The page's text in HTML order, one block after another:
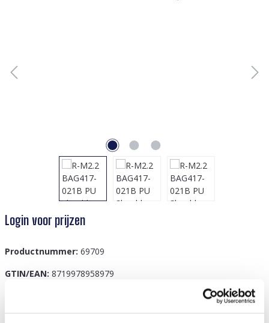
Login voor prijzen
Productnummer: 69709
GTIN/EAN: 8719978958979